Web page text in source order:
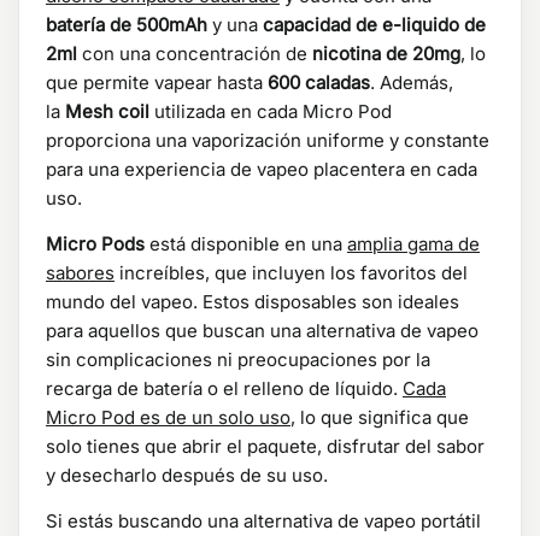
batería de 500mAh y una capacidad de e-liquido de
2ml con una concentración de nicotina de 20mg, lo
que permite vapear hasta 600 caladas. Además,
la Mesh coil utilizada en cada Micro Pod
proporciona una vaporización uniforme y constante
para una experiencia de vapeo placentera en cada
uso.
Micro Pods está disponible en una amplia gama de
sabores increíbles, que incluyen los favoritos del
mundo del vapeo. Estos disposables son ideales
para aquellos que buscan una alternativa de vapeo
sin complicaciones ni preocupaciones por la
recarga de batería o el relleno de líquido. Cada
Micro Pod es de un solo uso, lo que significa que
solo tienes que abrir el paquete, disfrutar del sabor
y desecharlo después de su uso.
Si estás buscando una alternativa de vapeo portátil